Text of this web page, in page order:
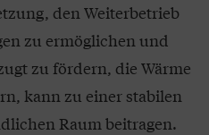
den Weiterbetrieb
zu ermöglichen und
zu fördern, die Wärme
kann zu einer stabilen
Raum beitragen.